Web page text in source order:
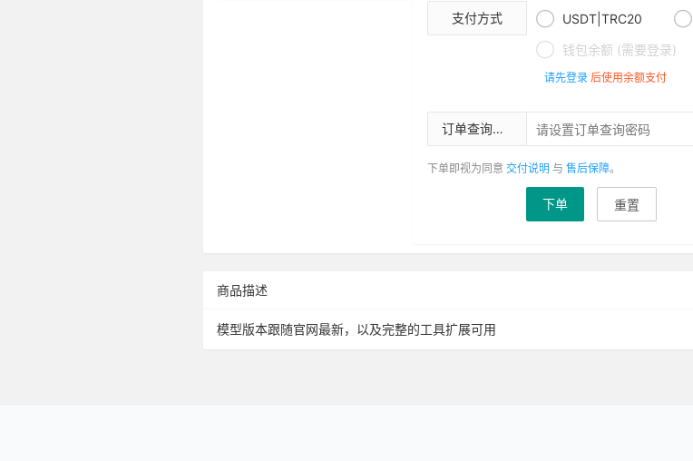
支付方式  USDT|TRC20 
 钱包余额 (需要登录)
请先登录后使用余额支付
订单查询密码
下单即视为同意 交付说明 与 售后保障。
下单 重置
商品描述
模型版本跟随官网最新，以及完整的工具扩展可用